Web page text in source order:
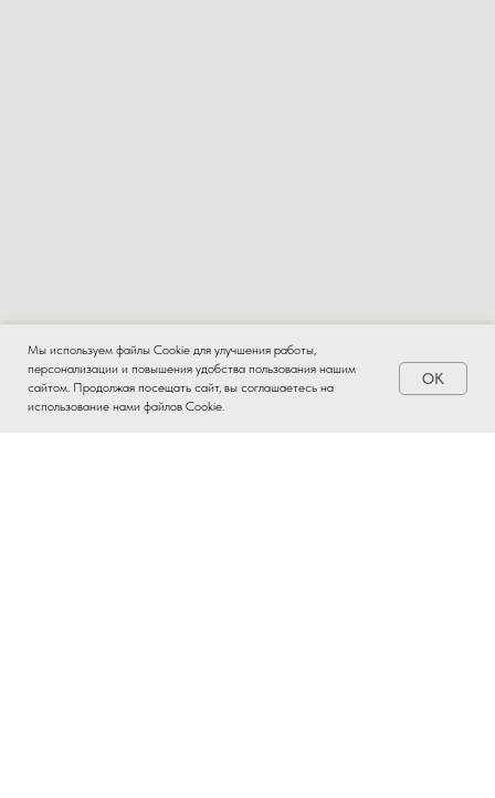
Мы используем файлы Cookie для улучшения работы,
персонализации и повышения удобства пользования нашим
сайтом. Продолжая посещать сайт, вы соглашаетесь на
использование нами файлов Cookie.
OK